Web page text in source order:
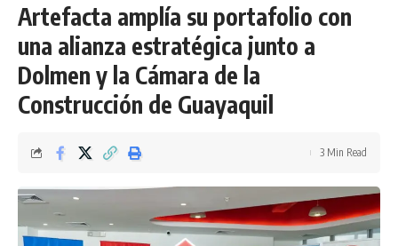
Artefacta amplía su portafolio con
una alianza estratégica junto a
Dolmen y la Cámara de la
Construcción de Guayaquil
3 Min Read